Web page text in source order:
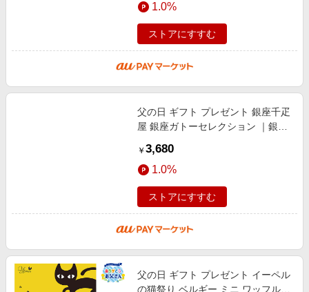
つ）3種
1.0%
ストアにすすむ
父の日 ギフト プレゼント 銀座千疋
屋 銀座ガトーセレクション ｜銀座
ク、レモン & はちみつ各2個、メロ
ン &
￥ 3,680
1.0%
ストアにすすむ
父の日 ギフト プレゼント イーペル
の猫祭り ベルギー ミニ ワッフル